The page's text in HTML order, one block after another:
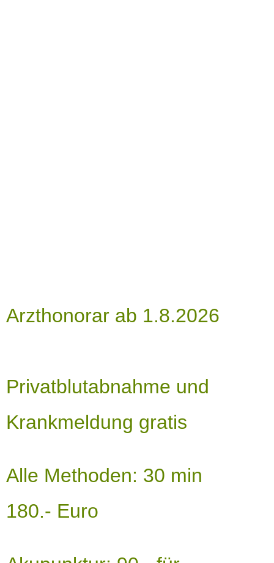
Arzthonorar ab 1.8.2026
Privatblutabnahme und
Krankmeldung gratis
Alle Methoden: 30 min
180.- Euro